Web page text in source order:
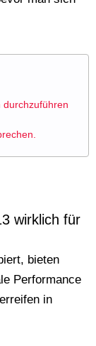
durchzuführen
wirklich für
bieten
Performance
in